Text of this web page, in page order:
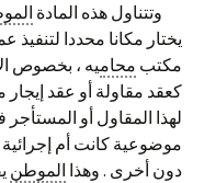
وتتناول هذه المادة
يختار مكانا محددا
مكتب محاميه ، بخصوص
كعقد مقاولة أو عقد إيجار
لهذا المقاول أو المستأجر
موضوعية كانت أم
دون أخرى . وهذا الموطن